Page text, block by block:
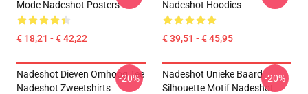
Mode Nadeshot Posters
€ 18,21 - € 42,22
Nadeshot Hoodies
€ 39,51 - € 45,95
Nadeshot Dieven Omhoog Tee
Nadeshot Zweetshirts
-20%
Nadeshot Unieke Baard
Silhouette Motif Nadeshot
-20%